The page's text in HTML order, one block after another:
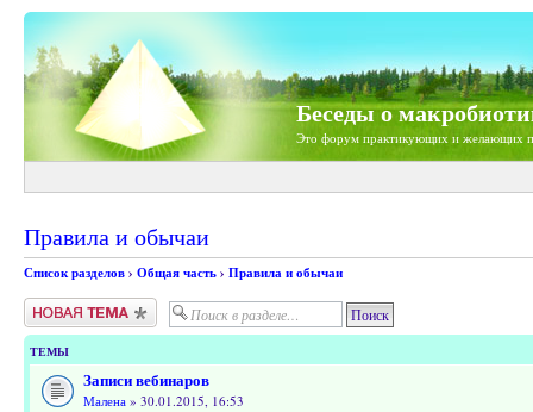
Беседы о
Это форум практикующих и желающих
Правила и обычаи
Список разделов› Общая часть› Правила и обычаи
Новая тема
ТЕМЫ
Записи вебинаров
Малена » 30.01.2015, 16:53